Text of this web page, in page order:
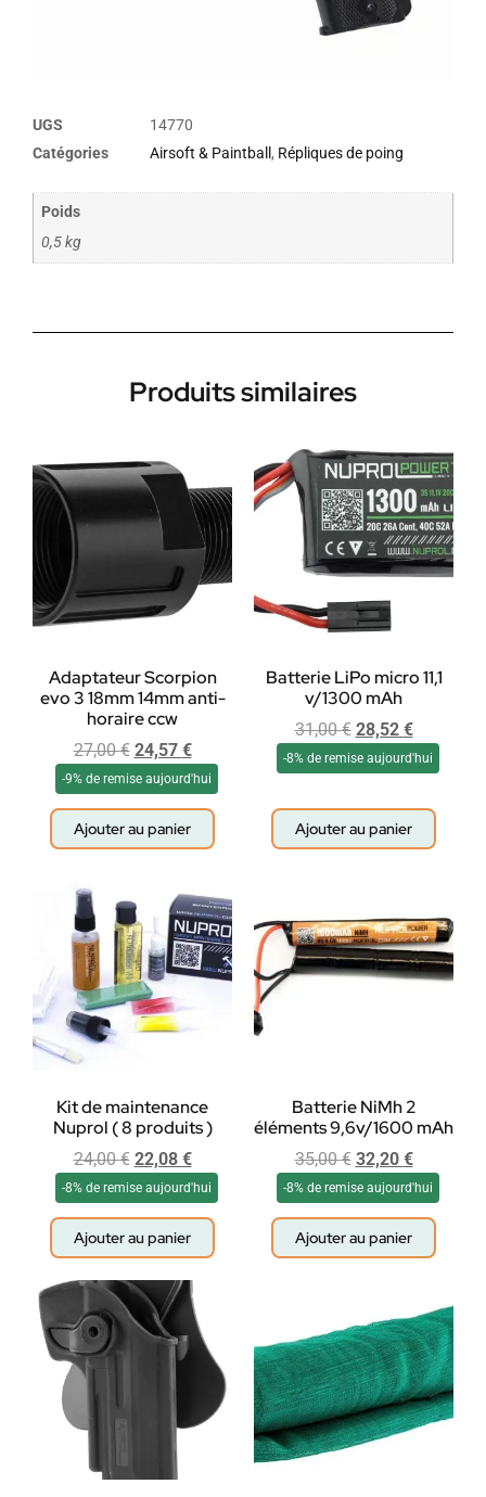
UGS
14770
Catégories
Airsoft & Paintball , Répliques de poing
Poids
0,5 kg
Produits similaires
Adaptateur Scorpion
evo 3 18mm 14mm anti-
horaire ccw
27,00€ 24,57 €
-9% de remise aujourd'hui
Ajouter au panier
Batterie LiPo micro 11,1
v/1300 mAh
31,00€ 28,52 €
-8% de remise aujourd'hui
Ajouter au panier
Kit de maintenance
Nuprol ( 8 produits )
24,00€ 22,08 €
-8% de remise aujourd'hui
Ajouter au panier
Batterie NiMh 2
éléments 9,6v/1600 mAh
35,00€ 32,20 €
-8% de remise aujourd'hui
Ajouter au panier